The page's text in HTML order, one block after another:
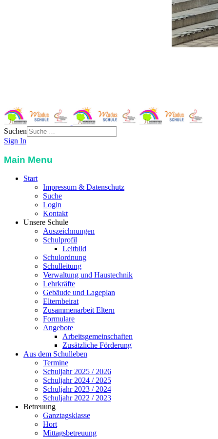
Suchen
Sign In
Main Menu
Start
Impressum & Datenschutz
Suche
Login
Kontakt
Unsere Schule
Auszeichnungen
Schulprofil
Leitbild
Schulordnung
Schulleitung
Verwaltung und Haustechnik
Lehrkräfte
Gebäude und Lageplan
Elternbeirat
Zusammenarbeit Eltern
Formulare
Angebote
Arbeitsgemeinschaften
Zusätzliche Förderung
Aus dem Schulleben
Termine
Schuljahr 2025 / 2026
Schuljahr 2024 / 2025
Schuljahr 2023 / 2024
Schuljahr 2022 / 2023
Betreuung
Ganztagsklasse
Hort
Mittagsbetreuung